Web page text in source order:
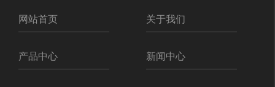
网站首页 关于我们
产品中心 新闻中心